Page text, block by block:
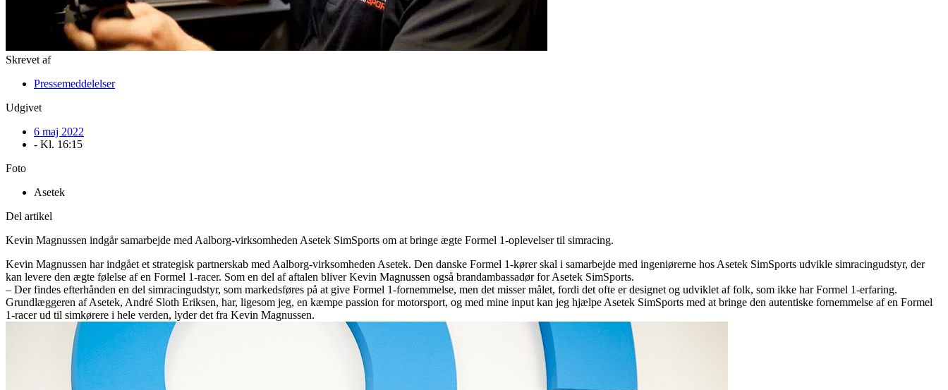
Skrevet af
Pressemeddelelser
Udgivet
6 maj 2022
- Kl. 16:15
Foto
Asetek
Del artikel
Kevin Magnussen indgår samarbejde med Aalborg-virksomheden Asetek SimSports om at bringe ægte Formel 1-oplevelser til simracing.
Kevin Magnussen har indgået et strategisk partnerskab med Aalborg-virksomheden Asetek. Den danske Formel 1-kører skal i samarbejde med ingeniørerne hos Asetek SimSports udvikle simracingudstyr, der
kan levere den ægte følelse af en Formel 1-racer. Som en del af aftalen bliver Kevin Magnussen også brandambassadør for Asetek SimSports.
– Der findes efterhånden en del simracingudstyr, som markedsføres på at give Formel 1-fornemmelse, men det misser målet, fordi det ofte er designet og udviklet af folk, som ikke har Formel 1-erfaring.
Grundlæggeren af Asetek, André Sloth Eriksen, har, ligesom jeg, en kæmpe passion for motorsport, og med mine input kan jeg hjælpe Asetek SimSports med at bringe den autentiske fornemmelse af en Formel
1-racer ud til simkørere i hele verden, lyder det fra Kevin Magnussen.